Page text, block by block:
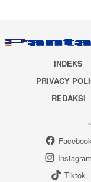
INDEKS
PRIVACY
REDAKSI
Instagram
Tiktok